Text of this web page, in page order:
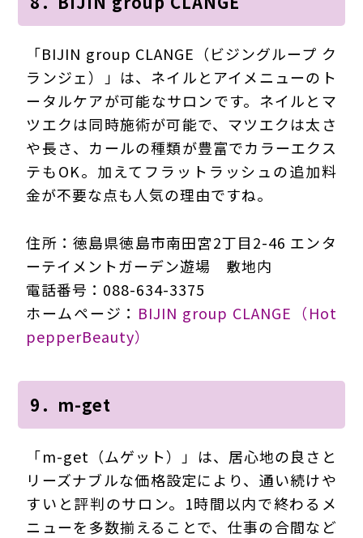
「BIJIN group CLANGE（ビジングループ ク
ランジェ）」は、ネイルとアイメニューのト
ータルケアが可能なサロンです。ネイルとマ
ツエクは同時施術が可能で、マツエクは太さ
や長さ、カールの種類が豊富でカラーエクス
テもOK。加えてフラットラッシュの追加料
金が不要な点も人気の理由ですね。
住所：徳島県徳島市南田宮2丁目2-46 エンタ
ーテイメントガーデン遊場 敷地内
電話番号：088-634-3375
ホームページ： BIJIN group CLANGE（Hot
pepperBeauty）
9．m-get
「m-get（ムゲット）」は、居心地の良さと
リーズナブルな価格設定により、通い続けや
すいと評判のサロン。1時間以内で終わるメ
ニューを多数揃えることで、仕事の合間など